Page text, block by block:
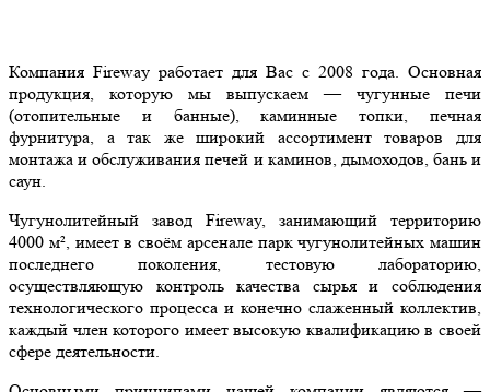
Компания Fireway работает для Вас с 2008 года. Основная
продукция, которую мы выпускаем — чугунные печи
(отопительные и банные), каминные топки, печная
фурнитура, а так же широкий ассортимент товаров для
монтажа и обслуживания печей и каминов, дымоходов, бань и
саун.
Чугунолитейный завод Fireway, занимающий территорию
4000 м², имеет в своём арсенале парк чугунолитейных машин
последнего поколения, тестовую лабораторию,
осуществляющую контроль качества сырья и соблюдения
технологического процесса и конечно слаженный коллектив,
каждый член которого имеет высокую квалификацию в своей
сфере деятельности.